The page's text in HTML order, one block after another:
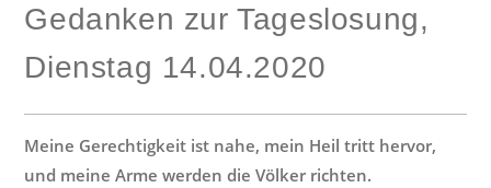
Gedanken zur Tageslosung,
Dienstag 14.04.2020
Meine Gerechtigkeit ist nahe, mein Heil tritt hervor,
und meine Arme werden die Völker richten.